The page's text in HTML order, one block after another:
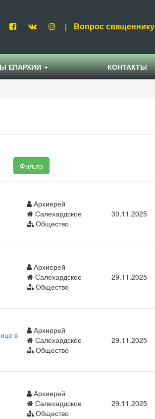
| Вопрос священнику
ЕПАРХИИ КОНТАКТЫ
Фильтр
Архиерей
Салехардское
Общество
30.11.2025
Архиерей
Салехардское
Общество
29.11.2025
в
Архиерей
Салехардское
Общество
29.11.2025
Архиерей
Салехардское
Общество
29.11.2025